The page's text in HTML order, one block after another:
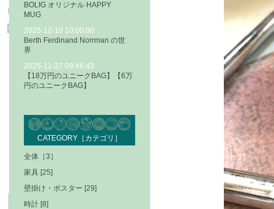
BOLIG オリジナル HAPPY
MUG
2025-12-10 10:00:00
Berth Ferdinand Norrman の世
界
2025-11-27 09:46:43
【18万円のユニークBAG】【6万
円のユニークBAG】
CATEGORY［カテゴリ］
全体［3］
家具 [25]
壁掛け・ポスター [29]
時計 [8]